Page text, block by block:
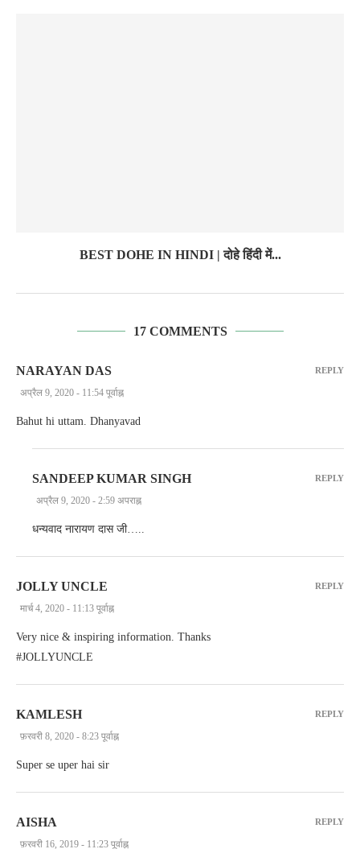
BEST DOHE IN HINDI | दोहे हिंदी में...
17 COMMENTS
NARAYAN DAS
अप्रैल 9, 2020 - 11:54 पूर्वाह्न
Bahut hi uttam. Dhanyavad
REPLY
SANDEEP KUMAR SINGH
अप्रैल 9, 2020 - 2:59 अपराह्न
धन्यवाद नारायण दास जी…..
REPLY
JOLLY UNCLE
मार्च 4, 2020 - 11:13 पूर्वाह्न
Very nice & inspiring information. Thanks
#JOLLYUNCLE
REPLY
KAMLESH
फ़रवरी 8, 2020 - 8:23 पूर्वाह्न
Super se uper hai sir
REPLY
AISHA
फ़रवरी 16, 2019 - 11:23 पूर्वाह्न
REPLY